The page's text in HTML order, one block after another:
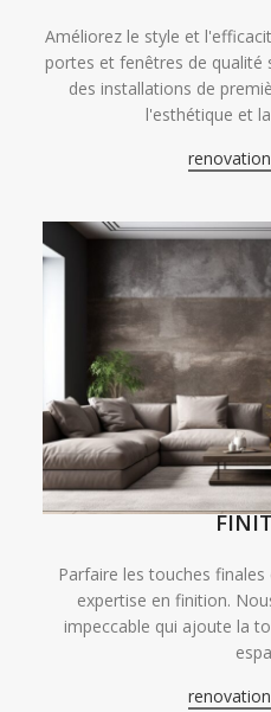
Améliorez le style et
portes et fenêtres de qualité
des installations de
l'esthétique et
Parfaire les touches
expertise en finition.
impeccable qui ajoute la